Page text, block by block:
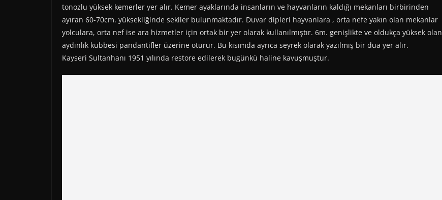
tonozlu yüksek kemerler yer alır. Kemer ayaklarında insanların ve hayvanların kaldığı mekanları birbirinden
ayıran 60-70cm. yüksekliğinde sekiler bulunmaktadır. Duvar dipleri hayvanlara , orta nefe yakın olan mekanlar
yolculara, orta nef ise ara hizmetler için ortak bir yer olarak kullanılmıştır. 6m. genişlikte ve oldukça yüksek olan
aydınlık kubbesi pandantifler üzerine oturur. Bu kısımda ayrıca seyrek olarak yazılmış bir dua yer alır.
Kayseri Sultanhanı 1951 yılında restore edilerek bugünkü haline kavuşmuştur.